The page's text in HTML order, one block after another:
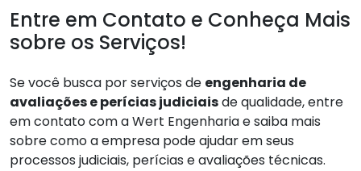
Entre em Contato e Conheça Mais
sobre os Serviços!
Se você busca por serviços de engenharia de
avaliações e perícias judiciaisde qualidade, entre
em contato com a Wert Engenharia e saiba mais
sobre como a empresa pode ajudar em seus
processos judiciais, perícias e avaliações técnicas.